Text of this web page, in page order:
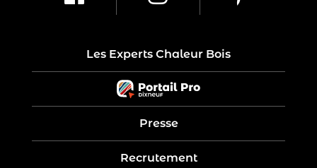
Les Experts Chaleur Bois
Presse
Recrutement